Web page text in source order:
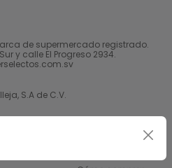
de supermercado registrado.
y calle El Progreso 2934.
S.A de C.V.